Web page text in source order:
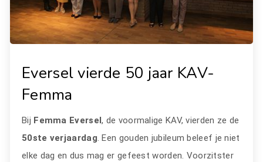
Eversel vierde 50 jaar KAV-
Femma
Bij Femma Eversel, de voormalige KAV, vierden ze de
50ste verjaardag. Een gouden jubileum beleef je niet
elke dag en dus mag er gefeest worden. Voorzitster